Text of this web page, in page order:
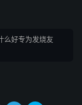
么好专为发烧友